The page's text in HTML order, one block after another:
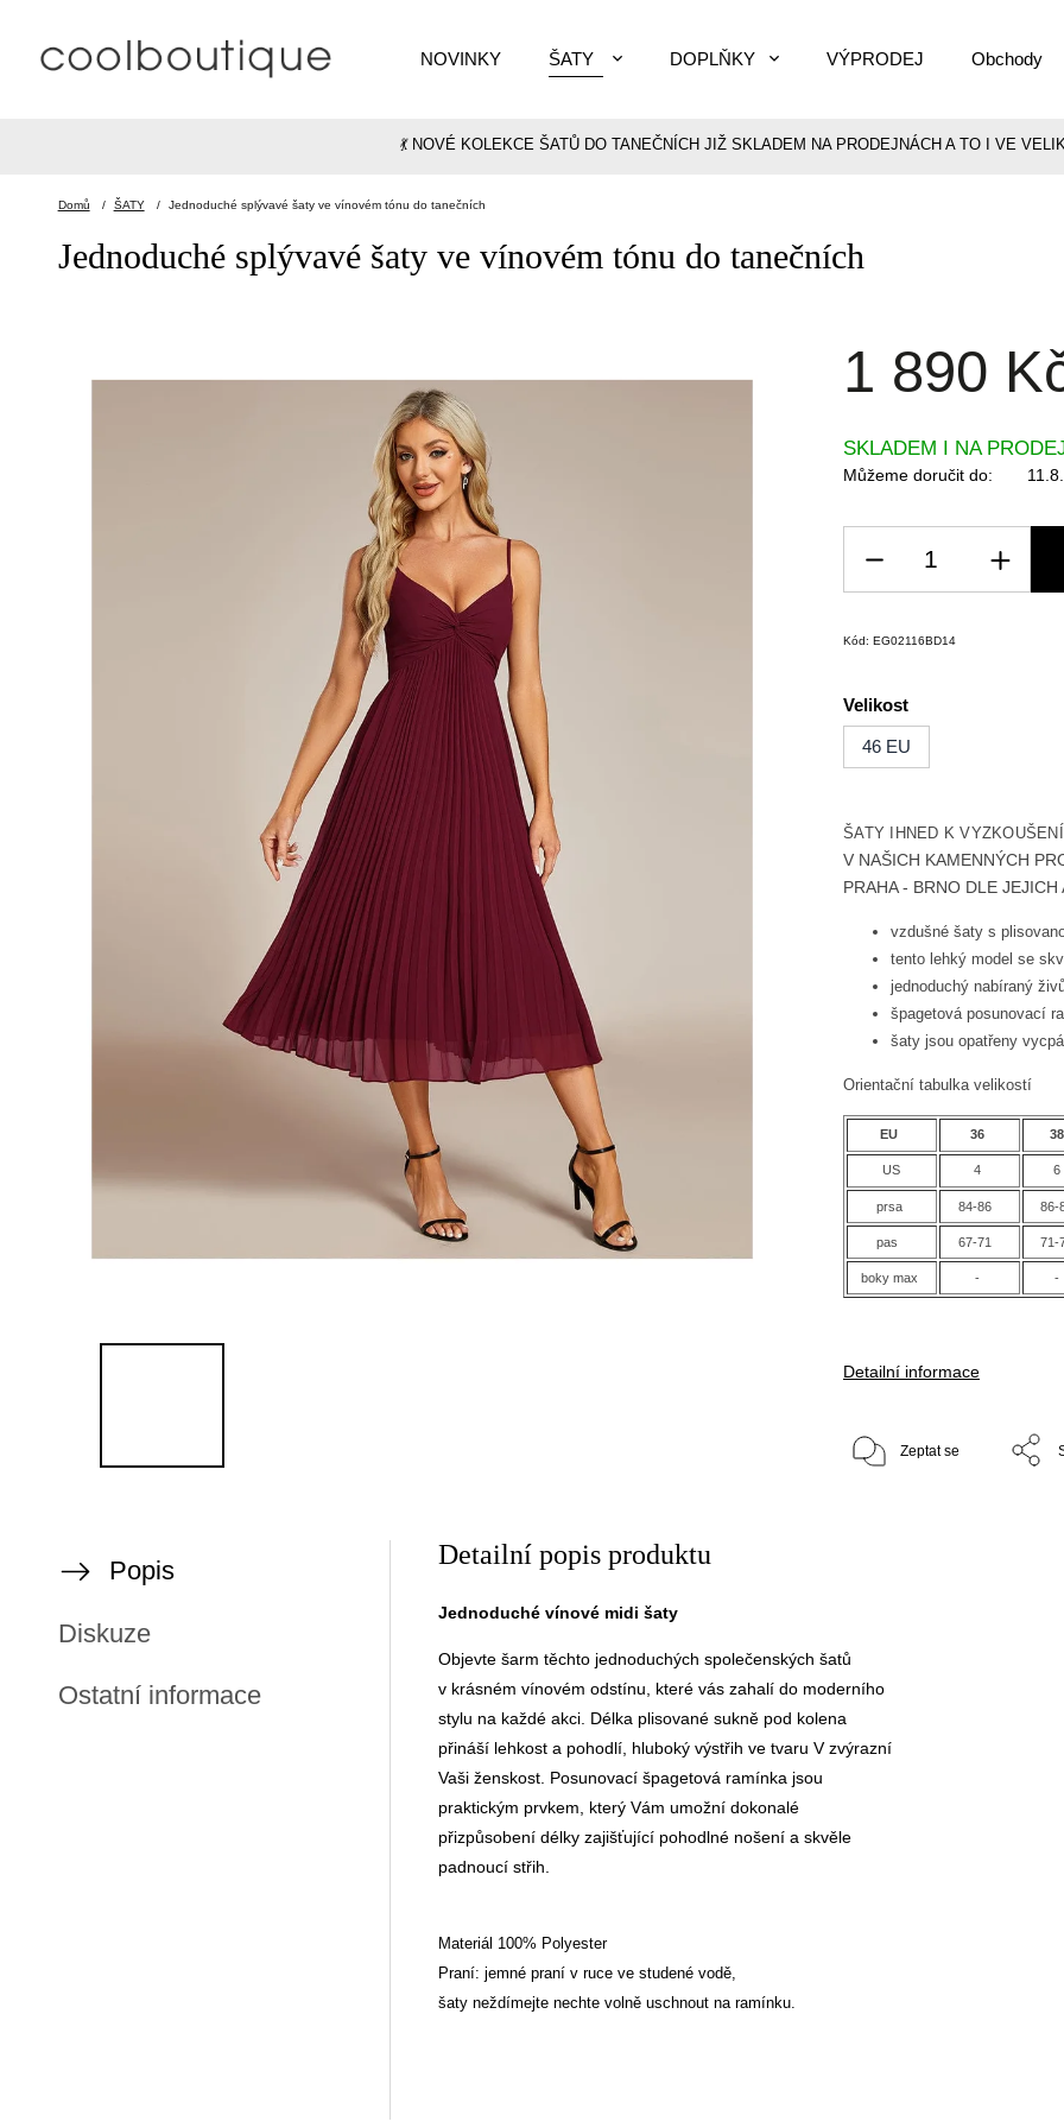
NOVINKY ŠATY DOPLŇKY VÝPRODEJ Obchody
💃 NOVÉ KOLEKCE ŠATŮ DO TANEČNÍCH JIŽ SKLADEM NA PRODEJNÁCH A TO I VE
Domů / ŠATY / Jednoduché splývavé šaty ve vínovém tónu do tanečních
Jednoduché splývavé šaty ve vínovém tónu do tanečních
1 890
Kód: EG02116BD14
ŠATY IHNED K
V NAŠICH KAMENNÝCH
PRAHA - BRNO DLE
vzdušné šaty s
tento lehký model se
jednoduchý nabíraný
špagetová posunovací
šaty jsou opatřeny
Orientační tabulka velikostí
EU 36 38
US 4 6
prsa 84-86 86-
pas 67-71 71-
boky max - -
Detailní informace
Velikost
46 EU
SKLADEM I NA
Můžeme doručit do:
Zeptat se
Popis
Diskuze
Ostatní informace
Detailní popis produktu
Jednoduché vínové midi šaty
Objevte šarm těchto jednoduchých společenských šatů
v krásném vínovém odstínu, které vás zahalí do moderního
stylu na každé akci. Délka plisované sukně pod kolena
přináší lehkost a pohodlí, hluboký výstřih ve tvaru V zvýrazní
Vaši ženskost. Posunovací špagetová ramínka jsou
praktickým prvkem, který Vám umožní dokonalé
přizpůsobení délky zajišťující pohodlné nošení a skvěle
padnoucí střih.
Materiál 100% Polyester
Praní: jemné praní v ruce ve studené vodě,
šaty neždímejte nechte volně uschnout na ramínku.